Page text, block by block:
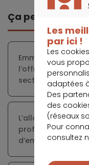
Ça peut vous
Emmanuel
l’offre immobilière
secteur sont
L’allongement de
profite-t-il
d’emprunteurs ?
Les
par ici !
Les
vous
adaptées
Des
des
(réseaux
Pour
consultez